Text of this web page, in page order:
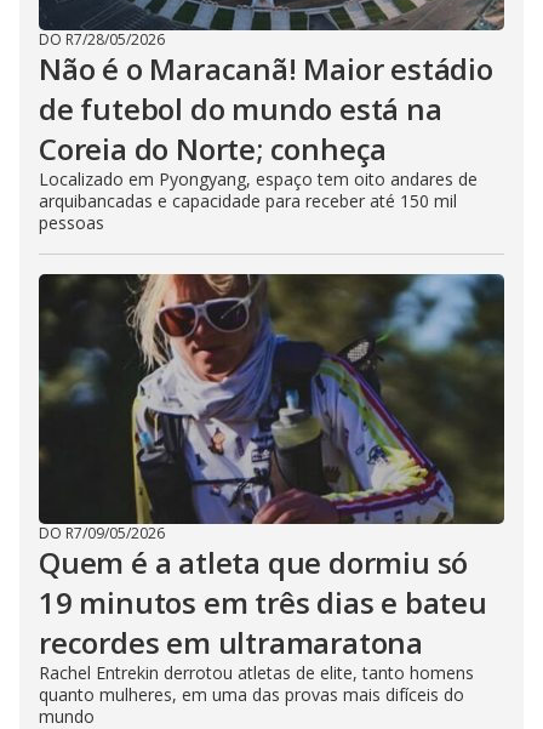
DO R7/28/05/2026
Não é o Maracanã! Maior estádio
de futebol do mundo está na
Coreia do Norte; conheça
Localizado em Pyongyang, espaço tem oito andares de
arquibancadas e capacidade para receber até 150 mil
pessoas
DO R7/09/05/2026
Quem é a atleta que dormiu só
19 minutos em três dias e bateu
recordes em ultramaratona
Rachel Entrekin derrotou atletas de elite, tanto homens
quanto mulheres, em uma das provas mais difíceis do
mundo